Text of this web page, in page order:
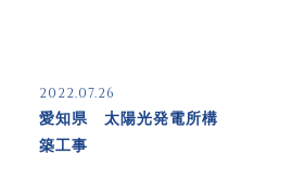
2022.07.26
愛知県 太陽光発電所構
築工事